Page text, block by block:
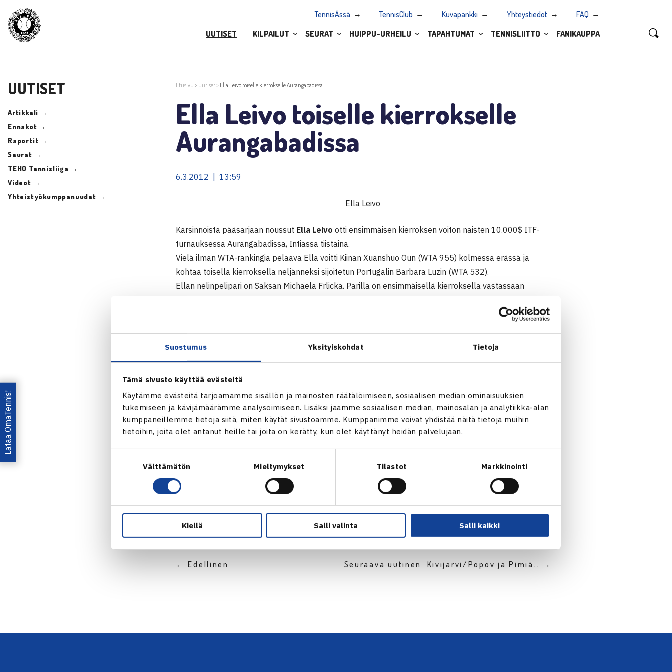
Suostumus Yksityiskohdat Tietoja
Tämä sivusto käyttää evästeitä
Käytämme evästeitä tarjoamamme sisällön ja mainosten räätälöimiseen, sosiaalisen median ominaisuuksien
tukemiseen ja kävijämäärämme analysoimiseen. Lisäksi jaamme sosiaalisen median, mainosalan ja analytiikka-alan
kumppaneillemme tietoja siitä, miten käytät sivustoamme. Kumppanimme voivat yhdistää näitä tietoja muihin
tietoihin, joita olet antanut heille tai joita on kerätty, kun olet käyttänyt heidän palvelujaan.
Välttämätön Mieltymykset Tilastot Markkinointi
Kiellä Salli valinta Salli kaikki
TennisÄssä TennisClub Kuvapankki Yhteystiedot
FAQ
UUTISET
KILPAILUT SEURAT HUIPPU-URHEILU TAPAHTUMAT TENNISLIITTO FANIKAUPPA
UUTISET
Artikkeli →
Ennakot →
Raportit →
Seurat →
TEHO Tennisliiga →
Videot →
Yhteistyökumppanuudet →
Etusivu > Uutiset> Ella Leivo toiselle kierrokselle Aurangabadissa
Ella Leivo toiselle kierrokselle
Aurangabadissa
6.3.2012 | 13:59
Ella Leivo
Karsinnoista pääsarjaan noussut Ella Leivo otti ensimmäisen kierroksen voiton naisten 10.000$ ITF-
turnauksessa Aurangabadissa, Intiassa tiistaina.
Vielä ilman WTA-rankingia pelaava Ella voitti Kiinan Xuanshuo Oun (WTA 955) kolmessa erässä ja
kohtaa toisella kierroksella neljänneksi sijoitetun Portugalin Barbara Luzin (WTA 532).
Ellan nelinpelipari on Saksan Michaela Frlicka. Parilla on ensimmäisellä kierroksella vastassaan
Aurangabadin naisten ITF-turnaus verkossa
Jaa:
← Edellinen Seuraava uutinen: Kivijärvi/Popov ja Pimiä… →
Lataa OmaTennis!